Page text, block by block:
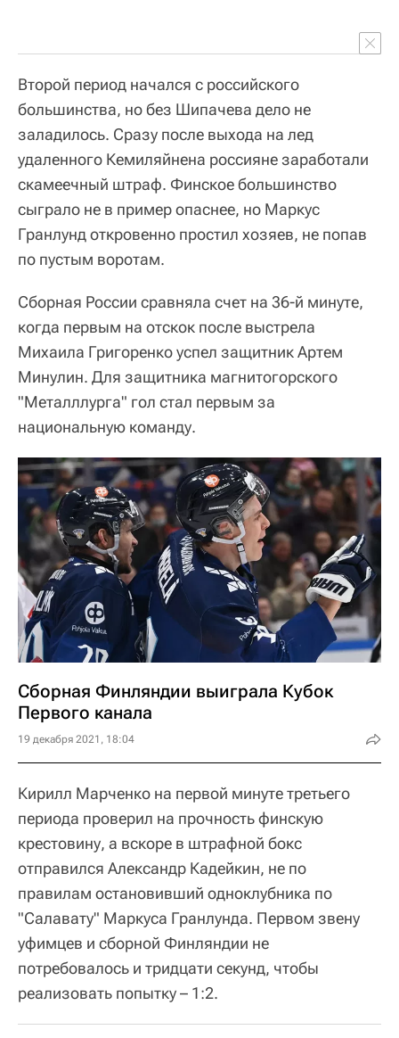
Второй период начался с российского
большинства, но без Шипачева дело не
заладилось. Сразу после выхода на лед
удаленного Кемиляйнена россияне заработали
скамеечный штраф. Финское большинство
сыграло не в пример опаснее, но Маркус
Гранлунд откровенно простил хозяев, не попав
по пустым воротам.
Сборная России сравняла счет на 36-й минуте,
когда первым на отскок после выстрела
Михаила Григоренко успел защитник Артем
Минулин. Для защитника магнитогорского
"Металллурга" гол стал первым за
национальную команду.
Сборная Финляндии выиграла Кубок
Первого канала
19 декабря 2021, 18:04
Кирилл Марченко на первой минуте третьего
периода проверил на прочность финскую
крестовину, а вскоре в штрафной бокс
отправился Александр Кадейкин, не по
правилам остановивший одноклубника по
"Салавату" Маркуса Гранлунда. Первом звену
уфимцев и сборной Финляндии не
потребовалось и тридцати секунд, чтобы
реализовать попытку – 1:2.